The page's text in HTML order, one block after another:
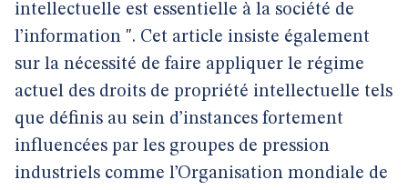
intellectuelle est essentielle à la société de
l’information ". Cet article insiste également
sur la nécessité de faire appliquer le régime
actuel des droits de propriété intellectuelle tels
que définis au sein d’instances fortement
influencées par les groupes de pression
industriels comme l’Organisation mondiale de